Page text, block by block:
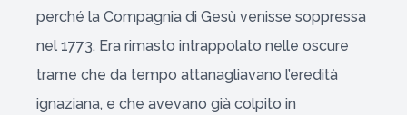
perché la Compagnia di Gesù venisse soppressa
nel 1773. Era rimasto intrappolato nelle oscure
trame che da tempo attanagliavano l’eredità
ignaziana, e che avevano già colpito in